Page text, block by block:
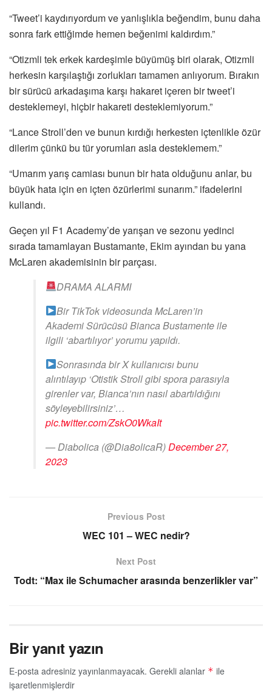
“Tweet’i kaydırıyordum ve yanlışlıkla beğendim, bunu daha
sonra fark ettiğimde hemen beğenimi kaldırdım.”
“Otizmli tek erkek kardeşimle büyümüş biri olarak, Otizmli
herkesin karşılaştığı zorlukları tamamen anlıyorum. Bırakın
bir sürücü arkadaşıma karşı hakaret içeren bir tweet’i
desteklemeyi, hiçbir hakareti desteklemiyorum.”
“Lance Stroll’den ve bunun kırdığı herkesten içtenlikle özür
dilerim çünkü bu tür yorumları asla desteklemem.”
“Umarım yarış camiası bunun bir hata olduğunu anlar, bu
büyük hata için en içten özürlerimi sunarım.” ifadelerini
kullandı.
Geçen yıl F1 Academy’de yarışan ve sezonu yedinci
sırada tamamlayan Bustamante, Ekim ayından bu yana
McLaren akademisinin bir parçası.
DRAMA ALARMI
Bir TikTok videosunda McLaren’in
Akademi Sürücüsü Bianca Bustamente ile
ilgili ‘abartılıyor’ yorumu yapıldı.
Sonrasında bir X kullanıcısı bunu
alıntılayıp ‘Otistik Stroll gibi spora parasıyla
girenler var, Bianca’nın nasıl abartıldığını
söyleyebilirsiniz’…
pic.twitter.com/ZskO0WkaIt
— Diabolica (@Dia8olicaR)December 27,
2023
Previous Post
WEC 101 – WEC nedir?
Next Post
Todt: “Max ile Schumacher arasında benzerlikler var”
Bir yanıt yazın
E-posta adresiniz yayınlanmayacak. Gerekli alanlar * ile
işaretlenmişlerdir